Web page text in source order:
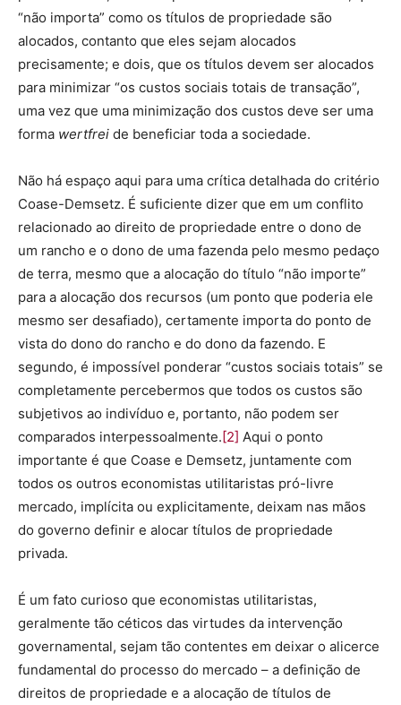
“não importa” como os títulos de propriedade são
alocados, contanto que eles sejam alocados
precisamente; e dois, que os títulos devem ser alocados
para minimizar “os custos sociais totais de transação”,
uma vez que uma minimização dos custos deve ser uma
forma wertfrei de beneficiar toda a sociedade.
Não há espaço aqui para uma crítica detalhada do critério
Coase-Demsetz. É suficiente dizer que em um conflito
relacionado ao direito de propriedade entre o dono de
um rancho e o dono de uma fazenda pelo mesmo pedaço
de terra, mesmo que a alocação do título “não importe”
para a alocação dos recursos (um ponto que poderia ele
mesmo ser desafiado), certamente importa do ponto de
vista do dono do rancho e do dono da fazendo. E
segundo, é impossível ponderar “custos sociais totais” se
completamente percebermos que todos os custos são
subjetivos ao indivíduo e, portanto, não podem ser
comparados interpessoalmente.[2] Aqui o ponto
importante é que Coase e Demsetz, juntamente com
todos os outros economistas utilitaristas pró-livre
mercado, implícita ou explicitamente, deixam nas mãos
do governo definir e alocar títulos de propriedade
privada.
É um fato curioso que economistas utilitaristas,
geralmente tão céticos das virtudes da intervenção
governamental, sejam tão contentes em deixar o alicerce
fundamental do processo do mercado – a definição de
direitos de propriedade e a alocação de títulos de